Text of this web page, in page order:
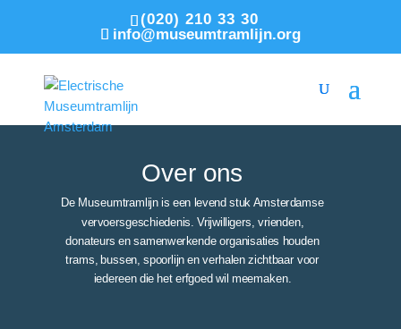
(020) 210 33 30
info@museumtramlijn.org
Over ons
De Museumtramlijn is een levend stuk Amsterdamse
vervoersgeschiedenis. Vrijwilligers, vrienden,
donateurs en samenwerkende organisaties houden
trams, bussen, spoorlijn en verhalen zichtbaar voor
iedereen die het erfgoed wil meemaken.